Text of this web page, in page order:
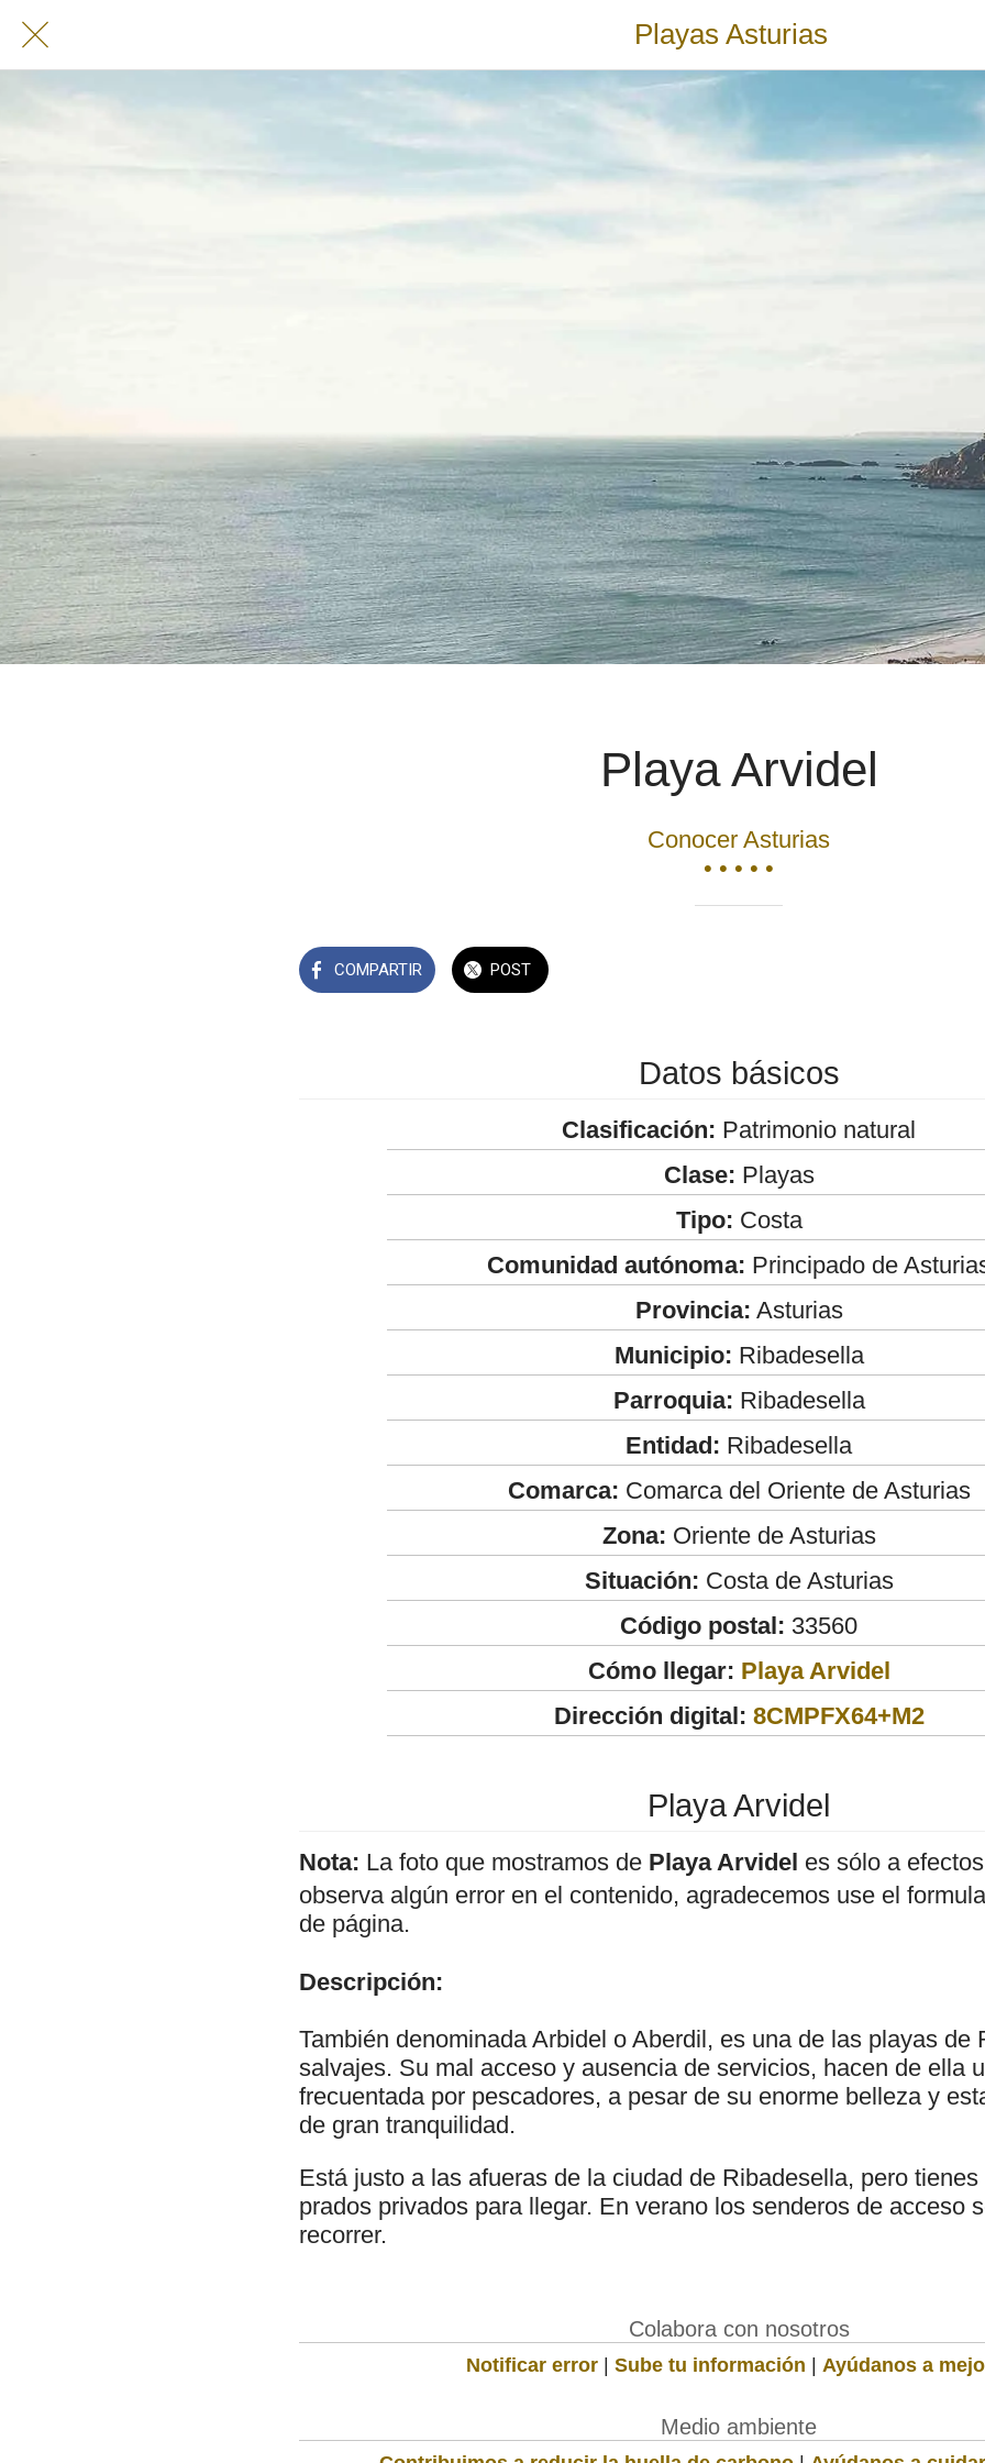
Playas Asturias
Playa Arvidel
Conocer Asturias
• • • • •
COMPARTIR POST
Datos básicos
Clasificación: Patrimonio natural
Clase: Playas
Tipo: Costa
Comunidad autónoma: Principado de
Provincia: Asturias
Municipio: Ribadesella
Parroquia: Ribadesella
Entidad: Ribadesella
Comarca: Comarca del Oriente de Asturias
Zona: Oriente de Asturias
Situación: Costa de Asturias
Código postal: 33560
Cómo llegar: Playa Arvidel
Dirección digital: 8CMPFX64+M2
Playa Arvidel
Nota: La foto que mostramos de Playa Arvidel es sólo a
observa algún error en el contenido, agradecemos use el
de página.
Descripción:
También denominada Arbidel o Aberdil, es una de las playas de
salvajes. Su mal acceso y ausencia de servicios, hacen de ella
frecuentada por pescadores, a pesar de su enorme belleza y
de gran tranquilidad.
Está justo a las afueras de la ciudad de Ribadesella, pero
prados privados para llegar. En verano los senderos de acceso
recorrer.
Colabora con nosotros
Notificar error | Sube tu información | Ayúdanos a
Medio ambiente